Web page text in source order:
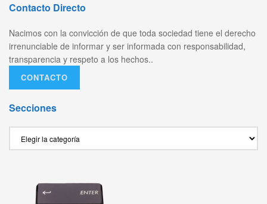
Contacto Directo
Nacimos con la convicción de que toda sociedad tiene el derecho
irrenunciable de informar y ser informada con responsabilidad,
transparencia y respeto a los hechos..
CONTACTO
Secciones